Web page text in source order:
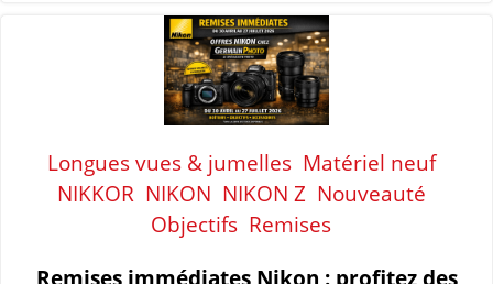
Longues vues & jumelles Matériel neuf
NIKKOR NIKON NIKON Z Nouveauté
Objectifs Remises